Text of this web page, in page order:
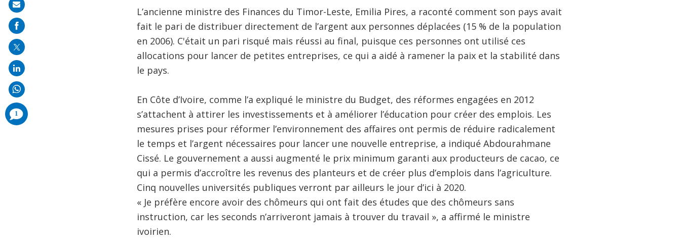
L’ancienne ministre des Finances du Timor-Leste, Emilia Pires, a raconté comment son pays avait
fait le pari de distribuer directement de l’argent aux personnes déplacées (15 % de la population
en 2006). C'était un pari risqué mais réussi au final, puisque ces personnes ont utilisé ces
allocations pour lancer de petites entreprises, ce qui a aidé à ramener la paix et la stabilité dans
le pays.
En Côte d’Ivoire, comme l’a expliqué le ministre du Budget, des réformes engagées en 2012
s’attachent à attirer les investissements et à améliorer l’éducation pour créer des emplois. Les
mesures prises pour réformer l’environnement des affaires ont permis de réduire radicalement
le temps et l’argent nécessaires pour lancer une nouvelle entreprise, a indiqué Abdourahmane
Cissé. Le gouvernement a aussi augmenté le prix minimum garanti aux producteurs de cacao, ce
qui a permis d’accroître les revenus des planteurs et de créer plus d’emplois dans l’agriculture.
Cinq nouvelles universités publiques verront par ailleurs le jour d’ici à 2020.
« Je préfère encore avoir des chômeurs qui ont fait des études que des chômeurs sans
instruction, car les seconds n’arriveront jamais à trouver du travail », a affirmé le ministre
ivoirien.
Share
on
mail
1
comments
added